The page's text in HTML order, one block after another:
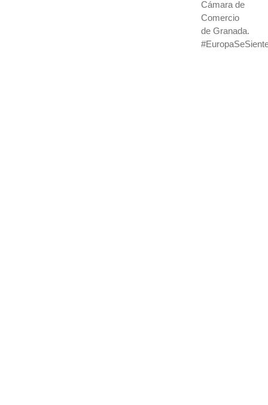
Cámara de
Comercio
de Granada.